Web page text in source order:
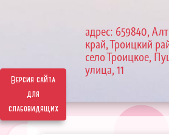
Версия сайта
для
слабовидящих
адрес: 659840,
край, Троицкий
село Троицкое,
улица, 11